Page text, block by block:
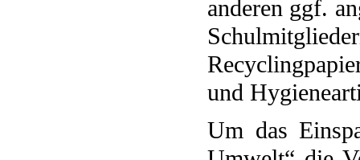
anderen ggf.
und
Um das